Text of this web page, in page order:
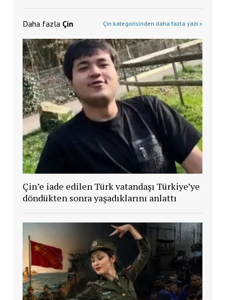
Daha fazla Çin Çin kategorisinden daha fazla yazı »
Çin’e iade edilen Türk vatandaşı Türkiye’ye
döndükten sonra yaşadıklarını anlattı